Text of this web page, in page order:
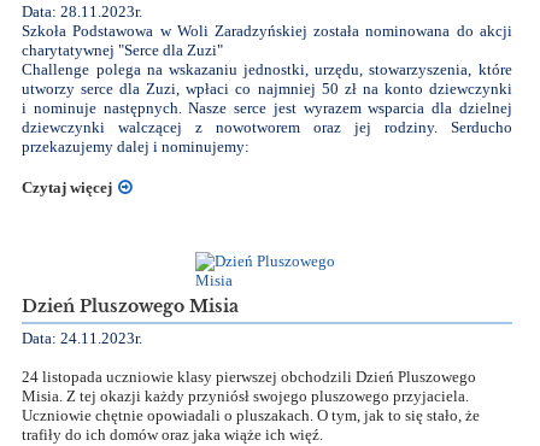
Data: 28.11.2023r.
Szkoła Podstawowa w Woli Zaradzyńskiej została nominowana do akcji
charytatywnej "Serce dla Zuzi"
Challenge polega na wskazaniu jednostki, urzędu, stowarzyszenia, które
utworzy serce dla Zuzi, wpłaci co najmniej 50 zł na konto dziewczynki
i nominuje następnych. Nasze serce jest wyrazem wsparcia dla dzielnej
dziewczynki walczącej z nowotworem oraz jej rodziny. Serducho
przekazujemy dalej i nominujemy:
Czytaj więcej
Dzień Pluszowego Misia
Data: 24.11.2023r.
24 listopada uczniowie klasy pierwszej obchodzili Dzień Pluszowego
Misia. Z tej okazji każdy przyniósł swojego pluszowego przyjaciela.
Uczniowie chętnie opowiadali o pluszakach. O tym, jak to się stało, że
trafiły do ich domów oraz jaka wiąże ich więź.